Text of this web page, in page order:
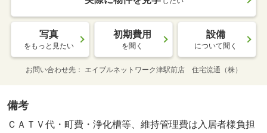
写真
をもっと見たい
初期費用
を聞く
設備
について聞く
お問い合わせ先 エイブルネットワーク津駅前店 住宅流通（株）
備考
ＣＡＴＶ代・町費・浄化槽等、維持管理費は入居者様負担